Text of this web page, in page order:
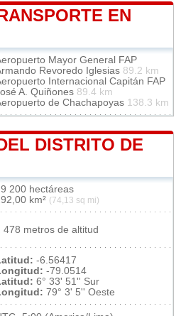
EN
Mayor General FAP
Revoredo Iglesias 89.2 km
Internacional Capitán FAP
A. Quiñones 89.4 km
de Chachapoyas 138.3 km
DISTRITO DE
200 hectáreas
km² (74,13 sq mi)
478 metros de altitud
-6.56417
-79.0514
6° 33' 51'' Sur
79° 3' 5'' Oeste